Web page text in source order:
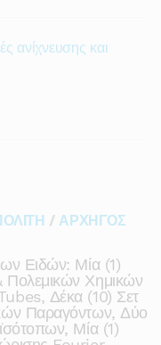
ανίχνευσης και
/ ΑΡΧΗΓΟΣ
Ειδών: Μία (1)
Πολεμικών Χημικών
Δέκα (10) Σετ
Παραγόντων, Δύο
Μία (1)